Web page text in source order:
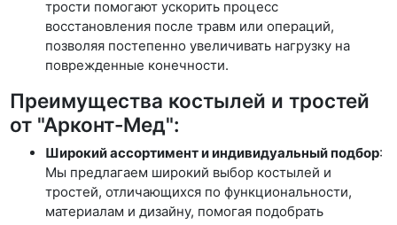
трости помогают ускорить процесс
восстановления после травм или операций,
позволяя постепенно увеличивать нагрузку на
поврежденные конечности.
Преимущества костылей и тростей
от "Арконт-Мед":
Широкий ассортимент и индивидуальный подбор:
Мы предлагаем широкий выбор костылей и
тростей, отличающихся по функциональности,
материалам и дизайну, помогая подобрать